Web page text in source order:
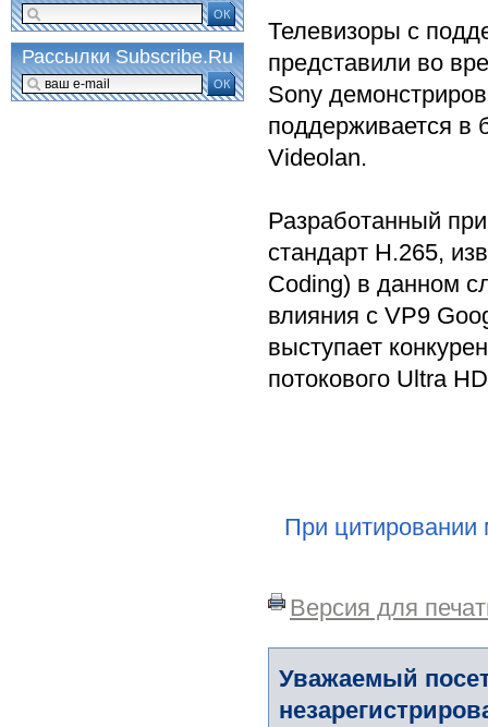
Телевизоры с
представили во
Sony
поддерживается в
Videolan.
Разработанный
стандарт H.265,
Coding) в данном
влияния с VP9
выступает
потокового Ultra
При цитировании
Версия для
Уважаемый
ОК
Рассылки Subscribe.Ru
ОК